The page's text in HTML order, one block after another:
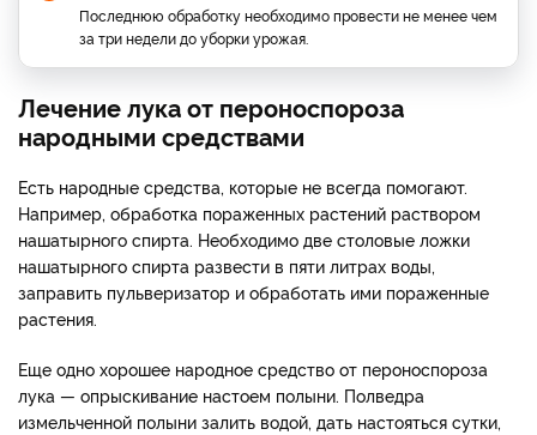
Последнюю обработку необходимо провести не менее чем
за три недели до уборки урожая.
Лечение лука от пероноспороза
народными средствами
Есть народные средства, которые не всегда помогают.
Например, обработка пораженных растений раствором
нашатырного спирта. Необходимо две столовые ложки
нашатырного спирта развести в пяти литрах воды,
заправить пульверизатор и обработать ими пораженные
растения.
Еще одно хорошее народное средство от пероноспороза
лука — опрыскивание настоем полыни. Полведра
измельченной полыни залить водой, дать настояться сутки,